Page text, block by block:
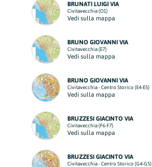
BRUNATI LUIGI VIA
Civitavecchia (O1)
Vedi sulla mappa
BRUNO GIOVANNI VIA
Civitavecchia (E7)
Vedi sulla mappa
BRUNO GIOVANNI VIA
Civitavecchia - Centro Storico (E4-E5)
Vedi sulla mappa
BRUZZESI GIACINTO VIA
Civitavecchia (F6-F7)
Vedi sulla mappa
BRUZZESI GIACINTO VIA
Civitavecchia - Centro Storico (G4-G5)